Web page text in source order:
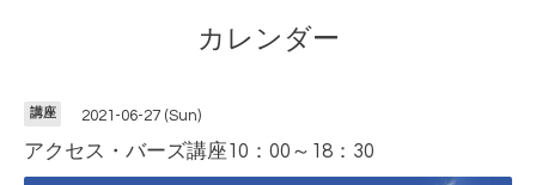
カレンダー
講座 2021-06-27 (Sun)
アクセス・バーズ講座10：00～18：30